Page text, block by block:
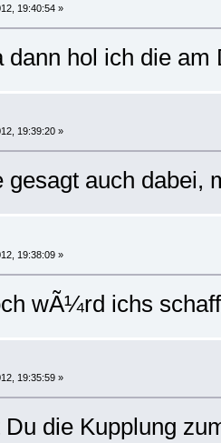
19:40:54 »
dann hol ich die
19:39:20 »
gesagt auch dabei,
19:38:09 »
wÃ¼rd ichs
19:35:59 »
Du die Kupplung